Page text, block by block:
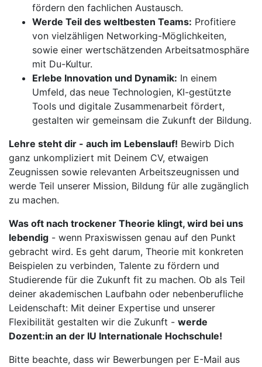
fördern den fachlichen Austausch.
Werde Teil des weltbesten Teams: Profitiere
von vielzähligen Networking-Möglichkeiten,
sowie einer wertschätzenden Arbeitsatmosphäre
mit Du-Kultur.
Erlebe Innovation und Dynamik: In einem
Umfeld, das neue Technologien, KI-gestützte
Tools und digitale Zusammenarbeit fördert,
gestalten wir gemeinsam die Zukunft der Bildung.
Lehre steht dir - auch im Lebenslauf! Bewirb Dich
ganz unkompliziert mit Deinem CV, etwaigen
Zeugnissen sowie relevanten Arbeitszeugnissen und
werde Teil unserer Mission, Bildung für alle zugänglich
zu machen.
Was oft nach trockener Theorie klingt, wird bei uns
lebendig - wenn Praxiswissen genau auf den Punkt
gebracht wird. Es geht darum, Theorie mit konkreten
Beispielen zu verbinden, Talente zu fördern und
Studierende für die Zukunft fit zu machen. Ob als Teil
deiner akademischen Laufbahn oder nebenberufliche
Leidenschaft: Mit deiner Expertise und unserer
Flexibilität gestalten wir die Zukunft - werde
Dozent:in an der IU Internationale Hochschule!
Bitte beachte, dass wir Bewerbungen per E-Mail aus